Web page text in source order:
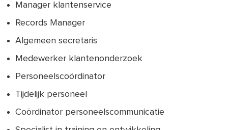
Manager klantenservice
Records Manager
Algemeen secretaris
Medewerker klantenonderzoek
Personeelscoördinator
Tijdelijk personeel
Coördinator personeelscommunicatie